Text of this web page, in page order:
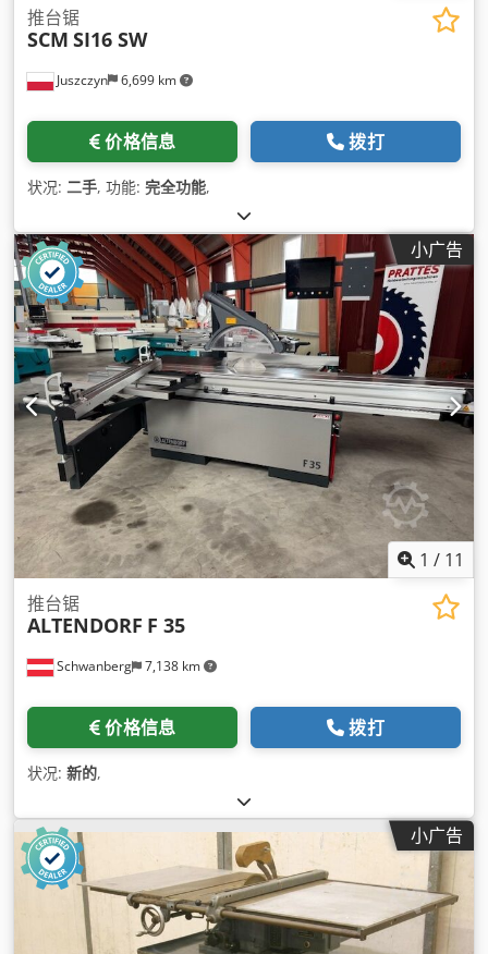
Juszczyn 6,699 km
推台锯
SCM SI16 SW
价格信息 拨打
状况: 二手, 功能: 完全功能,
小广告
1 / 11
Schwanberg 7,138 km
推台锯
ALTENDORF F 35
价格信息 拨打
状况: 新的,
小广告